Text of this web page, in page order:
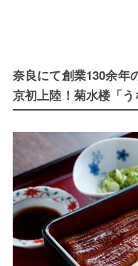
奈良にて創業130余年
京初上陸！菊水楼「う